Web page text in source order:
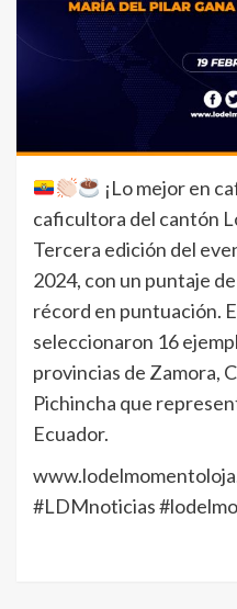
¡Lo mejor en
caficultora del cantón
Tercera edición del
2024, con un puntaje
récord en puntuación.
seleccionaron 16
provincias de Zamora,
Pichincha que
Ecuador.
#LDMnoticias